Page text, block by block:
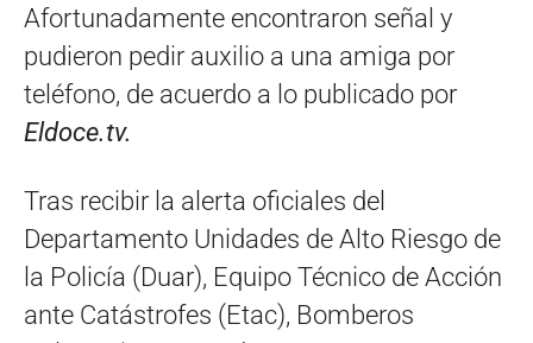
Afortunadamente encontraron señal y
pudieron pedir auxilio a una amiga por
teléfono, de acuerdo a lo publicado por
Eldoce.tv.
Tras recibir la alerta oficiales del
Departamento Unidades de Alto Riesgo de
la Policía (Duar), Equipo Técnico de Acción
ante Catástrofes (Etac), Bomberos